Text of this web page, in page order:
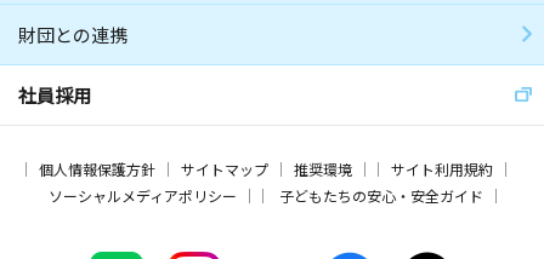
財団との連携
社員採用
個人情報保護方針 サイトマップ 推奨環境
サイト利用規約
ソーシャルメディアポリシー
子どもたちの安心・安全ガイド